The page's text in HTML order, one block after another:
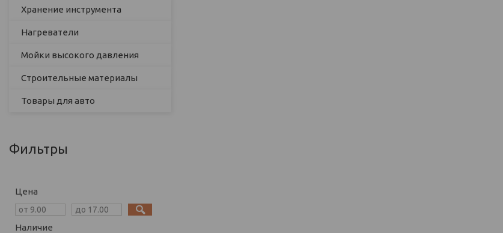
Хранение инструмента
Нагреватели
Мойки высокого давления
Строительные материалы
Товары для авто
Фильтры
Цена
Наличие